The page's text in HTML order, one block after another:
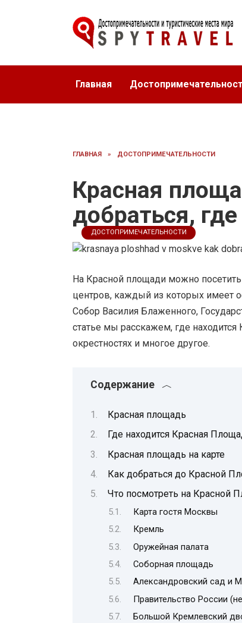
Главная
ГЛАВНАЯ » ДОСТОПРИМЕЧАТЕЛЬНОСТИ
Красная
добраться,
ДОСТОПРИМЕЧАТЕЛЬНОСТИ
На Красной площади можно
центров, каждый из которых имеет
Собор Василия Блаженного,
статье мы расскажем, где
окрестностях и многое другое.
Содержание
Красная площадь
Где находится Красная
Красная площадь на карте
Как добраться до Красной
Что посмотреть на Красной
Карта гостя Москвы
Кремль
Оружейная палата
Соборная площадь
Александровский сад и
Правительство России
Большой Кремлевский